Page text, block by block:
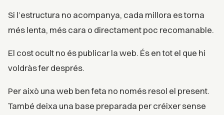
Si l’estructura no acompanya, cada millora es torna
més lenta, més cara o directament poc recomanable.
El cost ocult no és publicar la web. És en tot el que hi
voldràs fer després.
Per això una web ben feta no només resol el present.
També deixa una base preparada per créixer sense